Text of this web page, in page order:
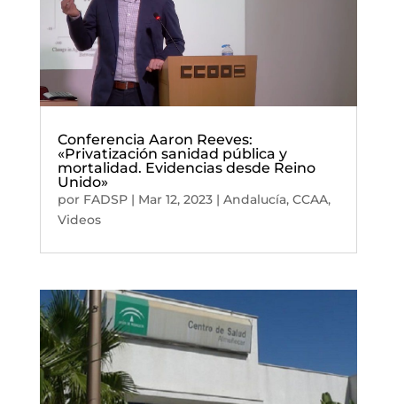
Conferencia Aaron Reeves:
«Privatización sanidad pública y
mortalidad. Evidencias desde Reino
Unido»
por FADSP| Mar 12, 2023| Andalucía, CCAA,
Videos